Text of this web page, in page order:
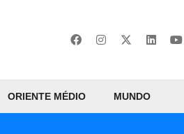
ORIENTE MÉDIO MUNDO